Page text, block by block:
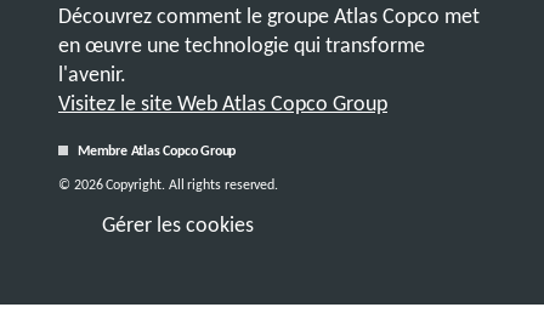
Découvrez comment le groupe Atlas Copco met
en œuvre une technologie qui transforme
l'avenir.
Visitez le site Web Atlas Copco Group
Membre Atlas Copco Group
Gérer les cookies
© 2026 Copyright. All rights reserved.